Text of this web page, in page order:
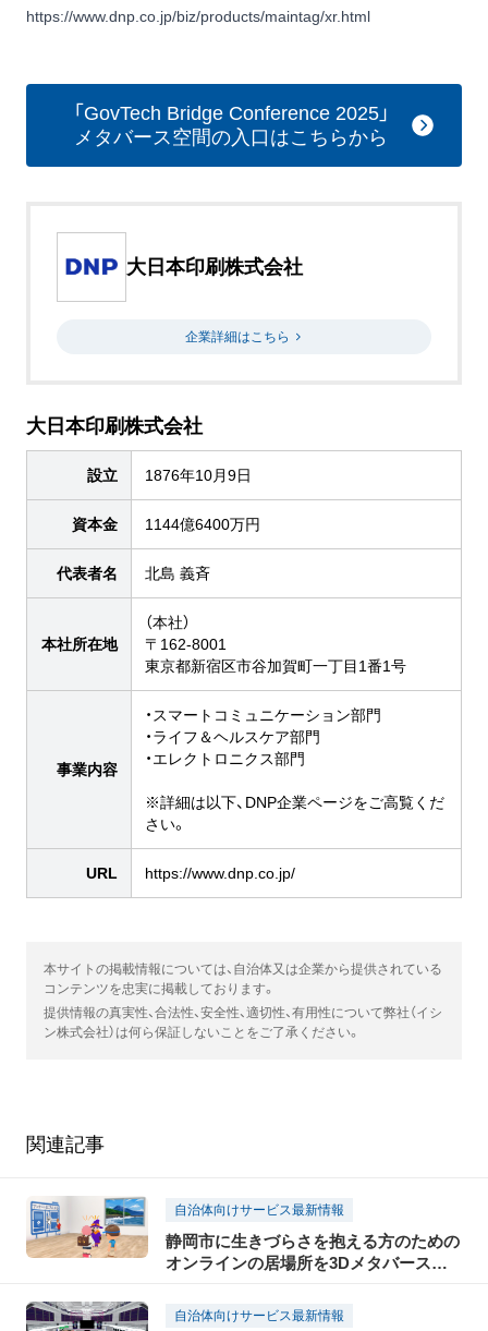
https://www.dnp.co.jp/biz/products/maintag/xr.html
「GovTech Bridge Conference 2025」
メタバース空間の入口はこちらから
大日本印刷株式会社
企業詳細はこちら
大日本印刷株式会社
設立 1876年10月9日
資本金 1144億6400万円
代表者名 北島 義斉
本社所在地
（本社）
〒162-8001
東京都新宿区市谷加賀町一丁目1番1号
事業内容
・スマートコミュニケーション部門
・ライフ＆ヘルスケア部門
・エレクトロニクス部門
※詳細は以下、DNP企業ページをご高覧くだ
さい。
URL https://www.dnp.co.jp/
本サイトの掲載情報については、自治体又は企業から提供されている
コンテンツを忠実に掲載しております。
提供情報の真実性、合法性、安全性、適切性、有用性について弊社（イシ
ン株式会社）は何ら保証しないことをご了承ください。
関連記事
自治体向けサービス最新情報
静岡市に生きづらさを抱える方のための
オンラインの居場所を3Dメタバースで
自治体向けサービス最新情報